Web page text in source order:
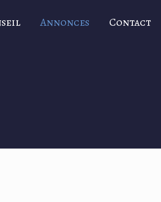
Annonces Contact